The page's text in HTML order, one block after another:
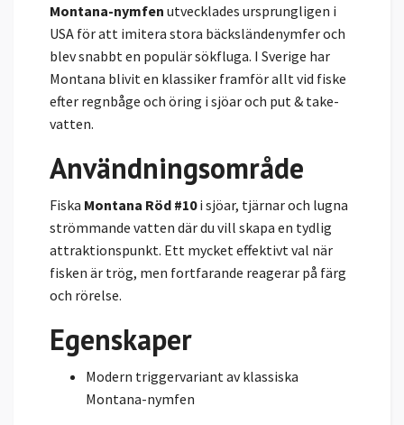
Montana-nymfen utvecklades ursprungligen i
USA för att imitera stora bäcksländenymfer och
blev snabbt en populär sökfluga. I Sverige har
Montana blivit en klassiker framför allt vid fiske
efter regnbåge och öring i sjöar och put & take-
vatten.
Användningsområde
Fiska Montana Röd #10i sjöar, tjärnar och lugna
strömmande vatten där du vill skapa en tydlig
attraktionspunkt. Ett mycket effektivt val när
fisken är trög, men fortfarande reagerar på färg
och rörelse.
Egenskaper
Modern triggervariant av klassiska
Montana-nymfen